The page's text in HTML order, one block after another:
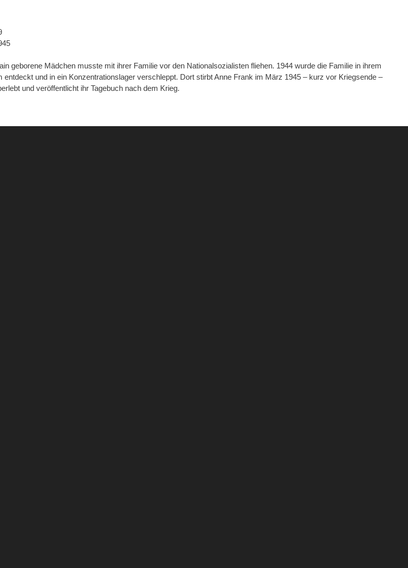
geborene Mädchen musste mit ihrer Familie vor den Nationalsozialisten fliehen. 1944 wurde die Familie in ihrem
entdeckt und in ein Konzentrationslager verschleppt. Dort stirbt Anne Frank im März 1945 – kurz vor Kriegsende –
und veröffentlicht ihr Tagebuch nach dem Krieg.